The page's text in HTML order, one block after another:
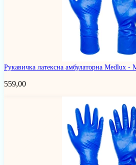
Рукавичка латексна амбулаторна Medlux -
559,00